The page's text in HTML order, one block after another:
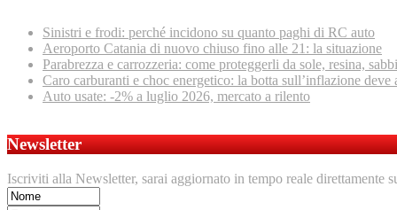
Sinistri e frodi: perché incidono su quanto paghi di RC auto
Aeroporto Catania di nuovo chiuso fino alle 21: la situazione
Parabrezza e carrozzeria: come proteggerli da sole, resina,
Caro carburanti e choc energetico: la botta sull’inflazione deve
Auto usate: -2% a luglio 2026, mercato a rilento
Newsletter
Iscriviti alla Newsletter, sarai aggiornato in tempo reale direttamente